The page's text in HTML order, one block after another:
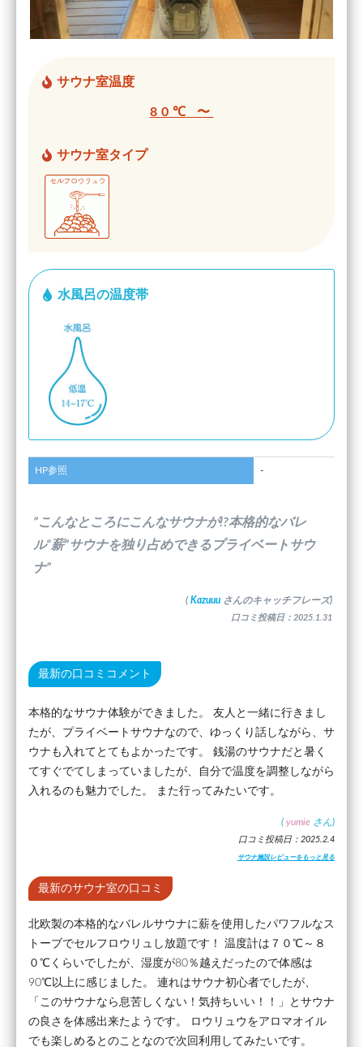
サウナ室温度
80℃ 〜
サウナ室タイプ
水風呂の温度帯
HP参照 -
”こんなところにこんなサウナが!?本格的なバレ
ル“薪”サウナを独り占めできるプライベートサウ
ナ”
( Kazuuu さんのキャッチフレーズ)
口コミ投稿日：2025.1.31
最新の口コミコメント
本格的なサウナ体験ができました。 友人と一緒に行きまし
たが、プライベートサウナなので、ゆっくり話しながら、サ
ウナも入れてとてもよかったです。 銭湯のサウナだと暑く
てすぐでてしまっていましたが、自分で温度を調整しながら
入れるのも魅力でした。 また行ってみたいです。
( yumie さん)
口コミ投稿日：2025.2.4
サウナ施設レビューをもっと見る
最新のサウナ室の口コミ
北欧製の本格的なバレルサウナに薪を使用したパワフルなス
トーブでセルフロウリュし放題です！ 温度計は７０℃～８
０℃くらいでしたが、湿度が80％越えだったので体感は
90℃以上に感じました。 連れはサウナ初心者でしたが、
「このサウナなら息苦しくない！気持ちいい！！」とサウナ
の良さを体感出来たようです。 ロウリュウをアロマオイル
でも楽しめるとのことなので次回利用してみたいです。